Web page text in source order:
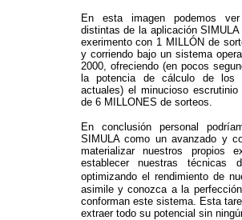
En esta imagen podemos
distintas de la aplicación SIMULA
exerimento con 1 MILLÓN de
y corriendo bajo un sistema
2000, ofreciendo (en pocos
la potencia de cálculo de los
actuales) el minucioso escrutinio
de 6 MILLONES de sorteos.
En conclusión personal
SIMULA como un avanzado y
materializar nuestros propios
establecer nuestras técnicas
optimizando el rendimiento de
asimile y conozca a la
conforman este sistema. Esta
extraer todo su potencial sin